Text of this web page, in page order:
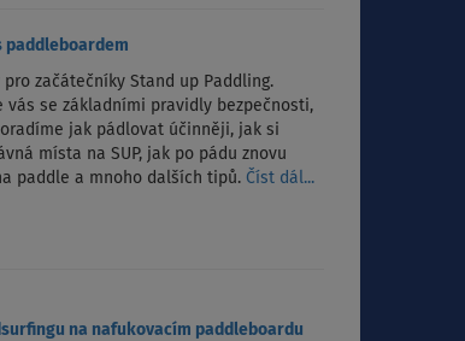
paddleboardem
pro začátečníky Stand up Paddling.
vás se základními pravidly bezpečnosti,
jak pádlovat účinněji, jak si
místa na SUP, jak po pádu znovu
paddle a mnoho dalších tipů. Číst dál...
na nafukovacím paddleboardu